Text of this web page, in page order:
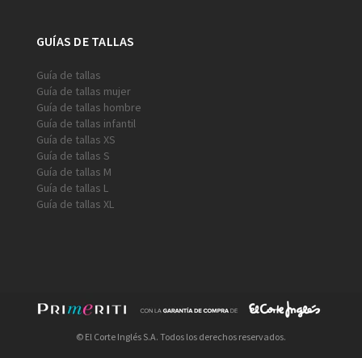
GUÍAS DE TALLAS
Guía de tallas
Guía de tallas mujer
Guía de tallas hombre
Guía de tallas infantil
Guía de tallas XS
Guía de tallas S
Guía de tallas M
Guía de tallas L
Guía de tallas XL
© El Corte Inglés S.A. Todos los derechos reservados.